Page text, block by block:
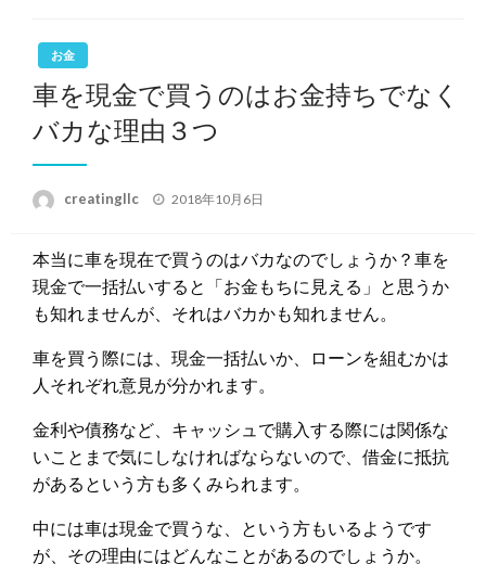
お金
車を現金で買うのはお金持ちでなく
バカな理由３つ
creatingllc
投
2018年10月6日
本当に車を現在で買うのはバカなのでしょうか？車を
現金で一括払いすると「お金もちに見える」と思うか
も知れませんが、それはバカかも知れません。
車を買う際には、現金一括払いか、ローンを組むかは
人それぞれ意見が分かれます。
金利や債務など、キャッシュで購入する際には関係な
いことまで気にしなければならないので、借金に抵抗
があるという方も多くみられます。
中には車は現金で買うな、という方もいるようです
が、その理由にはどんなことがあるのでしょうか。